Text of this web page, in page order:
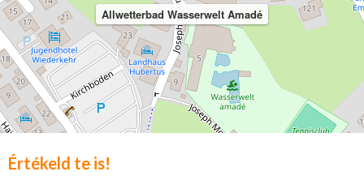
Allwetterbad Wasserwelt Amadé
Értékeld te is!